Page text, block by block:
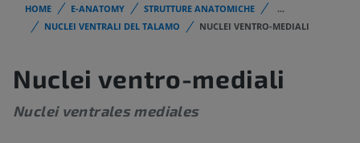
HOME E-ANATOMY STRUTTURE ANATOMICHE
...
NUCLEI VENTRALI DEL TALAMO
NUCLEI VENTRO-MEDIALI
Nuclei ventro-mediali
Nuclei ventrales mediales